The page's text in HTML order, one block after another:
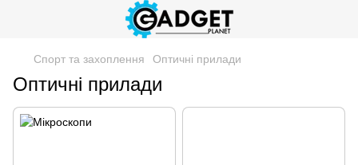
Спорт та захоплення Оптичні прилади
Оптичні прилади